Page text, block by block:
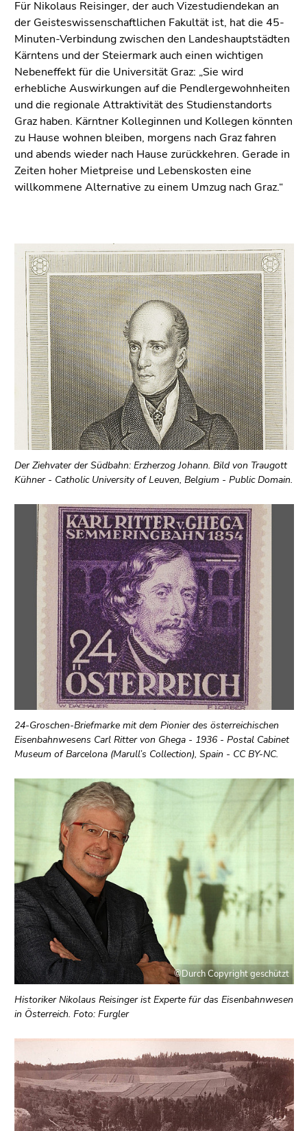
Für Nikolaus Reisinger, der auch Vizestudiendekan an
der Geisteswissenschaftlichen Fakultät ist, hat die 45-
Minuten-Verbindung zwischen den Landeshauptstädten
Kärntens und der Steiermark auch einen wichtigen
Nebeneffekt für die Universität Graz: „Sie wird
erhebliche Auswirkungen auf die Pendlergewohnheiten
und die regionale Attraktivität des Studienstandorts
Graz haben. Kärntner Kolleginnen und Kollegen könnten
zu Hause wohnen bleiben, morgens nach Graz fahren
und abends wieder nach Hause zurückkehren. Gerade in
Zeiten hoher Mietpreise und Lebenskosten eine
willkommene Alternative zu einem Umzug nach Graz.“
Der Ziehvater der Südbahn: Erzherzog Johann. Bild von Traugott
Kühner - Catholic University of Leuven, Belgium - Public Domain.
24-Groschen-Briefmarke mit dem Pionier des österreichischen
Eisenbahnwesens Carl Ritter von Ghega - 1936 - Postal Cabinet
Museum of Barcelona (Marull’s Collection), Spain - CC BY-NC.
©Durch Copyright geschützt
Historiker Nikolaus Reisinger ist Experte für das Eisenbahnwesen
in Österreich. Foto: Furgler